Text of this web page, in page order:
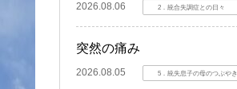
2026.08.06 2．統合失調症との日々
突然の痛み
2026.08.05 5．統失息子の母のつぶやき